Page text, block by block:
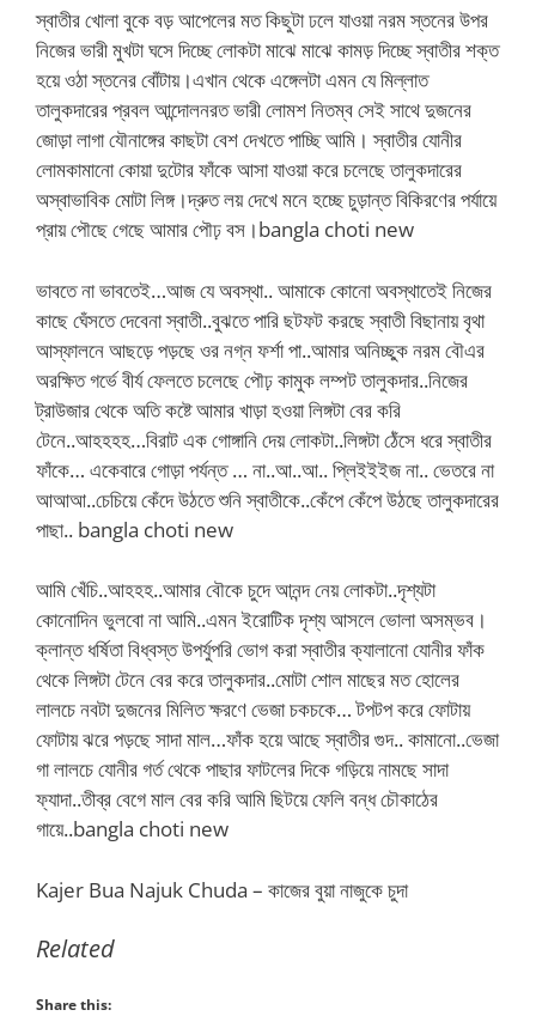
স্বাতীর খোলা বুকে বড় আপেলের মত কিছুটা ঢলে যাওয়া নরম স্তনের উপর
নিজের ভারী মুখটা ঘসে দিচ্ছে লোকটা মাঝে মাঝে কামড় দিচ্ছে স্বাতীর শক্ত
হয়ে ওঠা স্তনের বোঁটায়।এখান থেকে এঙ্গেলটা এমন যে মিল্লাত
তালুকদারের প্রবল আন্দোলনরত ভারী লোমশ নিতম্ব সেই সাথে দুজনের
জোড়া লাগা যৌনাঙ্গের কাছটা বেশ দেখতে পাচ্ছি আমি। স্বাতীর যোনীর
লোমকামানো কোয়া দুটোর ফাঁকে আসা যাওয়া করে চলেছে তালুকদারের
অস্বাভাবিক মোটা লিঙ্গ।দ্রুত লয় দেখে মনে হচ্ছে চুড়ান্ত বিকিরণের পর্যায়ে
প্রায় পৌছে গেছে আমার পৌঢ় বস।bangla choti new
ভাবতে না ভাবতেই…আজ যে অবস্থা.. আমাকে কোনো অবস্থাতেই নিজের
কাছে ঘেঁসতে দেবেনা স্বাতী..বুঝতে পারি ছটফট করছে স্বাতী বিছানায় বৃথা
আস্ফালনে আছড়ে পড়ছে ওর নগ্ন ফর্শা পা..আমার অনিচ্ছুক নরম বৌএর
অরক্ষিত গর্ভে বীর্য ফেলতে চলেছে পৌঢ় কামুক লম্পট তালুকদার..নিজের
ট্রাউজার থেকে অতি কষ্টে আমার খাড়া হওয়া লিঙ্গটা বের করি
টেনে..আহহহহ…বিরাট এক গোঙ্গানি দেয় লোকটা..লিঙ্গটা ঠেঁসে ধরে স্বাতীর
ফাঁকে… একেবারে গোড়া পর্যন্ত … না..আ..আ.. প্লিইইইজ না.. ভেতরে না
আআআ..চেচিয়ে কেঁদে উঠতে শুনি স্বাতীকে..কেঁপে কেঁপে উঠছে তালুকদারের
পাছা.. bangla choti new
আমি খেঁচি..আহহহ..আমার বৌকে চুদে আনন্দ নেয় লোকটা..দৃশ্যটা
কোনোদিন ভুলবো না আমি..এমন ইরোটিক দৃশ্য আসলে ভোলা অসম্ভব।
ক্লান্ত ধর্ষিতা বিধ্বস্ত উপর্যুপরি ভোগ করা স্বাতীর ক্যালানো যোনীর ফাঁক
থেকে লিঙ্গটা টেনে বের করে তালুকদার..মোটা শোল মাছের মত হোলের
লালচে নবটা দুজনের মিলিত ক্ষরণে ভেজা চকচকে… টপটপ করে ফোটায়
ফোটায় ঝরে পড়ছে সাদা মাল…ফাঁক হয়ে আছে স্বাতীর গুদ.. কামানো..ভেজা
গা লালচে যোনীর গর্ত থেকে পাছার ফাটলের দিকে গড়িয়ে নামছে সাদা
ফ্যাদা..তীব্র বেগে মাল বের করি আমি ছিটয়ে ফেলি বন্ধ চৌকাঠের
গায়ে..bangla choti new
Kajer Bua Najuk Chuda – কাজের বুয়া নাজুকে চুদা
Related
Share this: